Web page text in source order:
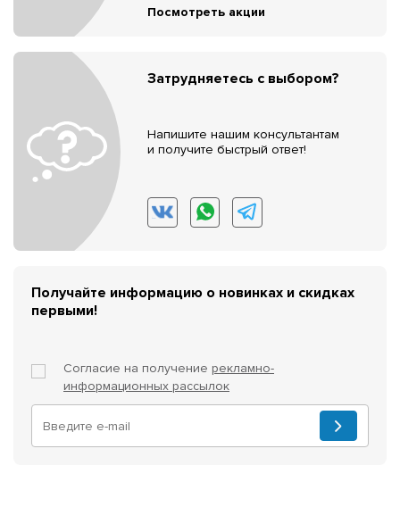
Посмотреть акции
Затрудняетесь с выбором?
Напишите нашим консультантам
и получите быстрый ответ!
Получайте информацию о новинках и скидках
первыми!
Согласие на получение рекламно-
информационных рассылок